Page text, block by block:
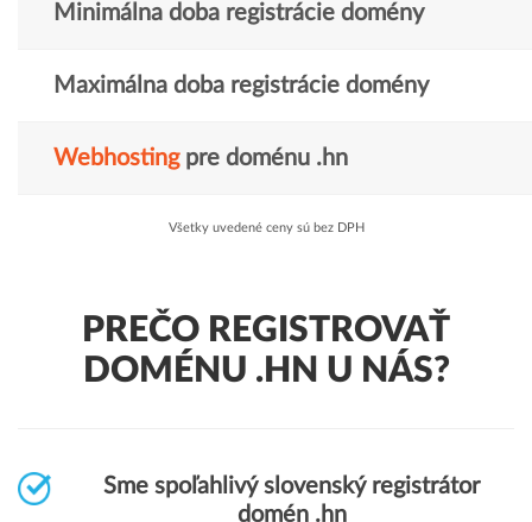
Minimálna doba registrácie domény
Maximálna doba registrácie domény
Webhostingpre doménu .hn
Všetky uvedené ceny sú bez DPH
PREČO REGISTROVAŤ
DOMÉNU .HN U NÁS?
Sme spoľahlivý slovenský registrátor
domén .hn